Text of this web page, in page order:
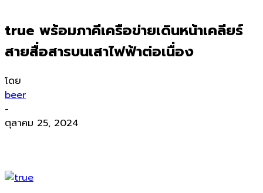
true พร้อมภาคีเครือข่ายเดินหน้าเคลียร์
สายสื่อสารบนเสาไฟฟ้าต่อเนื่อง
โดย
beer
-
ตุลาคม 25, 2024